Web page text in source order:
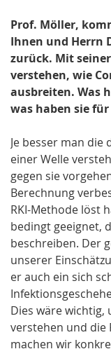
Prof. Möller,
Ihnen und Herrn
zurück. Mit
verstehen, wie
ausbreiten. Was
was haben sie
Je besser man
einer Welle
gegen sie
Berechnung
RKI-Methode löst
bedingt geeignet,
beschreiben. Der
unserer
er auch ein sich
Dies wäre wichtig,
verstehen und die
machen wir